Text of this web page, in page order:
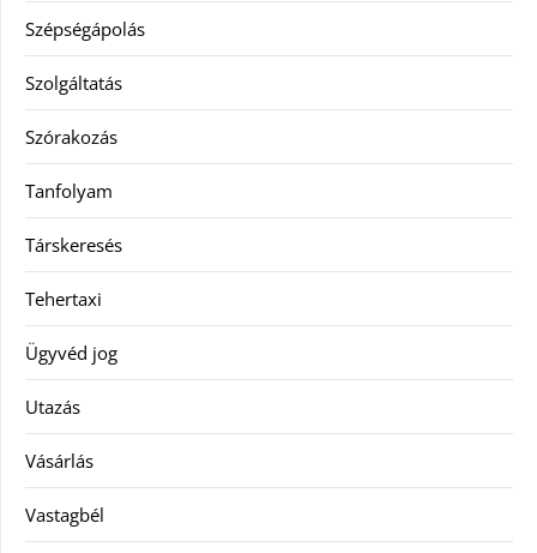
Szépségápolás
Szolgáltatás
Szórakozás
Tanfolyam
Társkeresés
Tehertaxi
Ügyvéd jog
Utazás
Vásárlás
Vastagbél